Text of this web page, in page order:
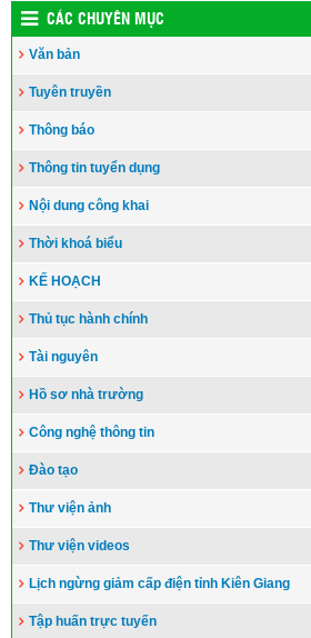
CÁC CHUYÊN MỤC
Văn bản
Tuyên truyền
Thông báo
Thông tin tuyển dụng
Nội dung công khai
Thời khoá biểu
KẾ HOẠCH
Thủ tục hành chính
Tài nguyên
Hồ sơ nhà trường
Công nghệ thông tin
Đào tạo
Thư viện ảnh
Thư viện videos
Lịch ngừng giảm cấp điện tỉnh Kiên Giang
Tập huấn trực tuyến